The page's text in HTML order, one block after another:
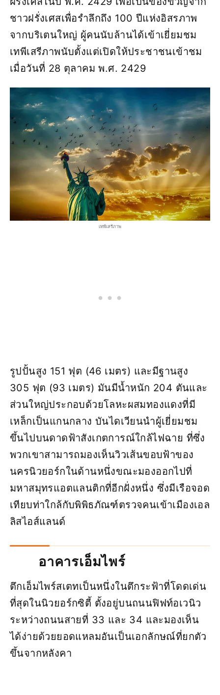
ชาวฝรั่งเศสเพื่อรำลึกถึง 100 ปีแห่งอิสรภาพ
จากบริเตนใหญ่ ผู้คนนับล้านได้เข้าเยี่ยมชม
เทพีเสรีภาพนับตั้งแต่เปิดให้ประชาชนเข้าชม
เมื่อวันที่ 28 ตุลาคม พ.ศ. 2429
เทพีเสรีภาพ
รูปปั้นสูง 151 ฟุต (46 เมตร) และมีฐานสูง
305 ฟุต (93 เมตร) มันมีน้ำหนัก 204 ตันและ
ส่วนใหญ่ประกอบด้วยโลหะผสมทองแดงที่มี
เหล็กเป็นแกนกลาง บันไดเวียนนำผู้เยี่ยมชม
ขึ้นไปบนดาดฟ้าสังเกตการณ์ใกล้ไฟฉาย ที่ซึ่ง
พวกเขาสามารถมองเห็นวิวเส้นขอบฟ้าของ
นครนิวยอร์กในด้านหนึ่งขณะมองออกไปที่
มหาสมุทรแอตแลนติกที่อีกฝั่งหนึ่ง ซึ่งมีเรือจอด
เทียบท่าใกล้กับพิพิธภัณฑ์ตรวจคนเข้าเมืองเอล
ลิสไอส์แลนด์
อาคารเอ็มไพร์
ตึกเอ็มไพร์สเตทเป็นหนึ่งในตึกระฟ้าที่โดดเด่น
ที่สุดในนิวยอร์กซิตี้ ตั้งอยู่บนถนนฟิฟท์อเวนิว
ระหว่างถนนสายที่ 33 และ 34 และมองเห็น
ได้ง่ายด้วยยอดแหลมอันเป็นเอกลักษณ์ที่ยกตัว
ขึ้นจากหลังคา